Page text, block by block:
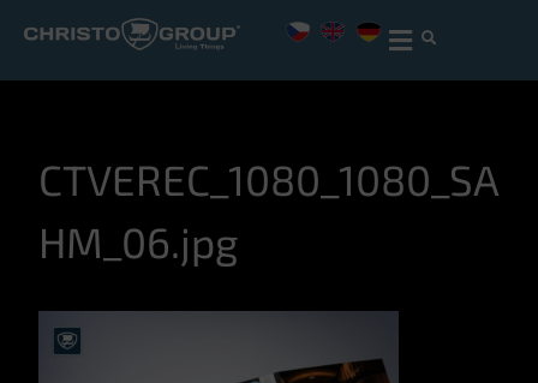
CTVEREC_1080_1080_SA
HM_06.jpg